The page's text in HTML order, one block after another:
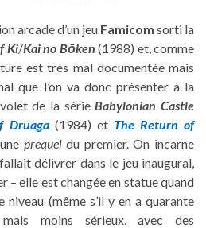
arcade d’un jeu Famicom sorti la
Ki/Kai no Bōken (1988) et, comme
est très mal documentée mais
que l’on va donc présenter à la
de la série Babylonian Castle
Druaga(1984) et The Return of
prequeldu premier. On incarne
délivrer dans le jeu inaugural,
– elle est changée en statue quand
(même s’il y en a quarante
moins sérieux, avec des